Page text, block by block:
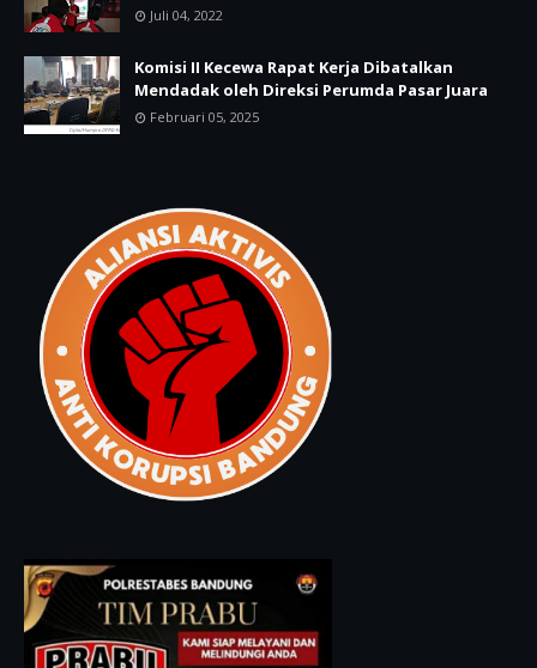
Juli 04, 2022
Komisi II Kecewa Rapat Kerja Dibatalkan
Mendadak oleh Direksi Perumda Pasar Juara
Februari 05, 2025